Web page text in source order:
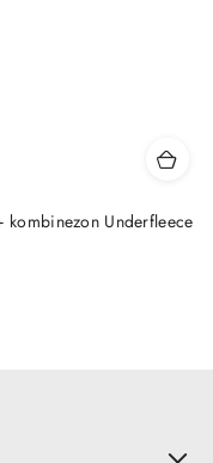
kombinezon Underfleece